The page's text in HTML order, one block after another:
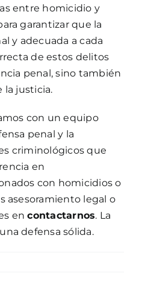
entre homicidio y
garantizar que la
y adecuada a cada
de estos delitos
penal, sino también
la justicia.
con un equipo
penal y la
criminológicos que
en
con homicidios o
asesoramiento legal o
encontactarnos. La
defensa sólida.